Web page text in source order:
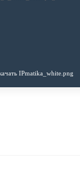
IPmatika_white.png